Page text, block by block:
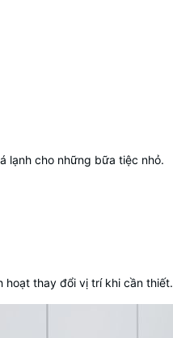
lạnh cho những bữa tiệc nhỏ.
hoạt thay đổi vị trí khi cần thiết.